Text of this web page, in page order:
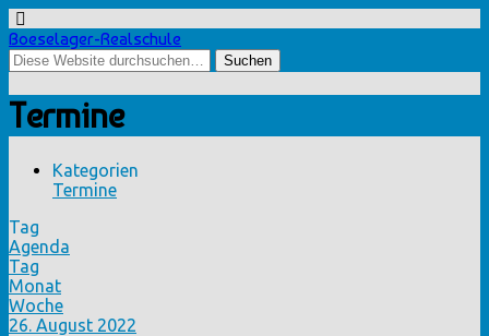
Boeselager-Realschule
Termine
Kategorien
Termine
Tag
Agenda
Tag
Monat
Woche
26. August 2022